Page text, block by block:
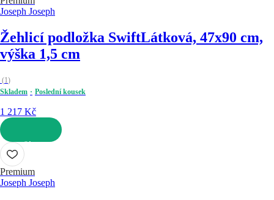
Joseph Joseph
Žehlicí podložka SwiftLátková, 47x90 cm,
výška 1,5 cm
(1)
Skladem
Poslední kousek
1 217 Kč
DO KOŠÍKU
Premium
Joseph Joseph